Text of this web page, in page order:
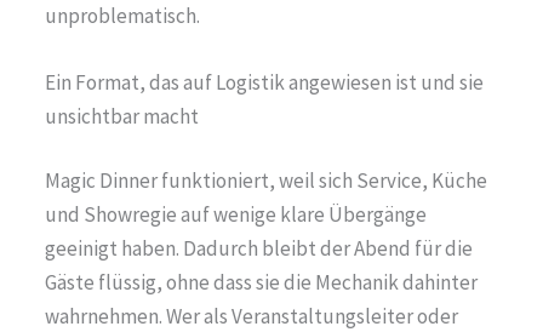
unproblematisch.
Ein Format, das auf Logistik angewiesen ist und sie
unsichtbar macht
Magic Dinner funktioniert, weil sich Service, Küche
und Showregie auf wenige klare Übergänge
geeinigt haben. Dadurch bleibt der Abend für die
Gäste flüssig, ohne dass sie die Mechanik dahinter
wahrnehmen. Wer als Veranstaltungsleiter oder